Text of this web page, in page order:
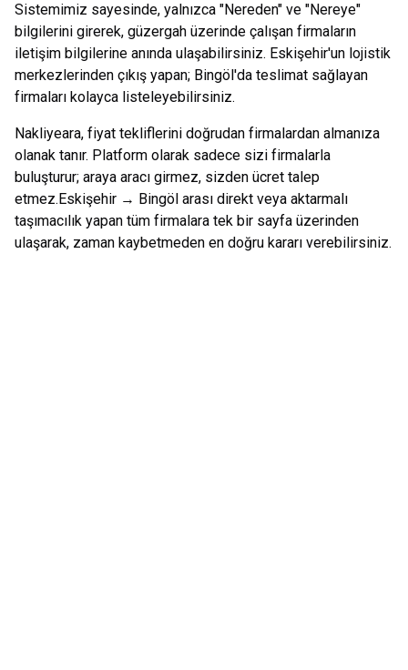
Sistemimiz sayesinde, yalnızca "Nereden" ve "Nereye"
bilgilerini girerek, güzergah üzerinde çalışan firmaların
iletişim bilgilerine anında ulaşabilirsiniz. Eskişehir'un lojistik
merkezlerinden çıkış yapan; Bingöl'da teslimat sağlayan
firmaları kolayca listeleyebilirsiniz.
Nakliyeara, fiyat tekliflerini doğrudan firmalardan almanıza
olanak tanır. Platform olarak sadece sizi firmalarla
buluşturur; araya aracı girmez, sizden ücret talep
etmez.Eskişehir → Bingöl arası direkt veya aktarmalı
taşımacılık yapan tüm firmalara tek bir sayfa üzerinden
ulaşarak, zaman kaybetmeden en doğru kararı verebilirsiniz.